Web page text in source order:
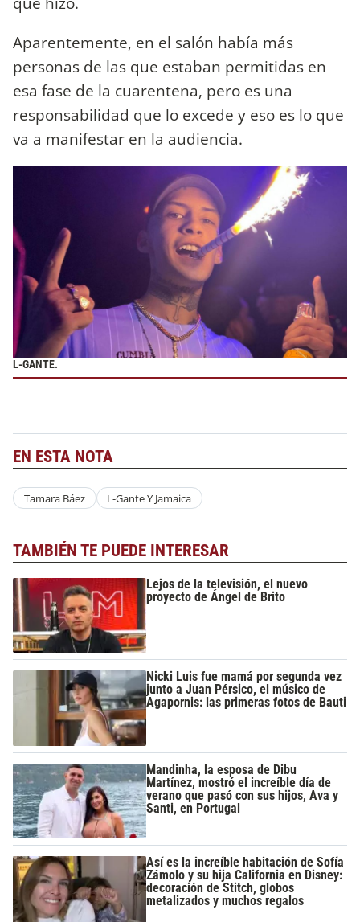
Aparentemente, en el salón había más
personas de las que estaban permitidas en
esa fase de la cuarentena, pero es una
responsabilidad que lo excede y eso es lo que
va a manifestar en la audiencia.
L-GANTE.
EN ESTA NOTA
Tamara Báez L-Gante Y Jamaica
TAMBIÉN TE PUEDE INTERESAR
Lejos de la televisión, el nuevo
proyecto de Ángel de Brito
Nicki Luis fue mamá por segunda vez
junto a Juan Pérsico, el músico de
Agapornis: las primeras fotos de Bauti
Mandinha, la esposa de Dibu
Martínez, mostró el increíble día de
verano que pasó con sus hijos, Ava y
Santi, en Portugal
Así es la increíble habitación de Sofía
Zámolo y su hija California en Disney:
decoración de Stitch, globos
metalizados y muchos regalos